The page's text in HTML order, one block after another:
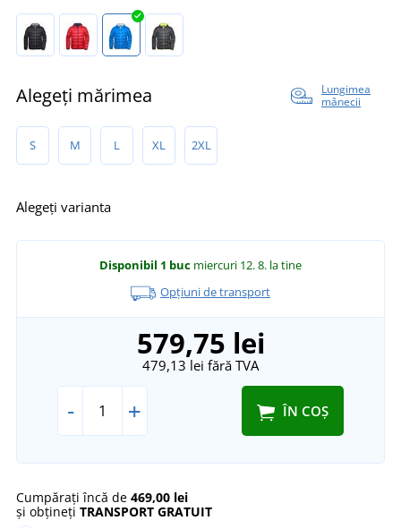
Alegeți mărimea
Lungimea
mânecii
S M L XL 2XL
Alegeți varianta
Disponibil 1 buc miercuri 12. 8. la tine
Opțiuni de transport
579,75 lei
479,13 lei fără TVA
- + ÎN COȘ
Cumpărați încă de 469,00 lei
și obțineți TRANSPORT GRATUIT